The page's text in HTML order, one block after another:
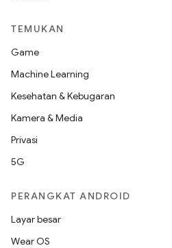
TEMUKAN
Game
Machine Learning
Kesehatan & Kebugaran
Kamera & Media
Privasi
5G
PERANGKAT ANDROID
Layar besar
Wear OS